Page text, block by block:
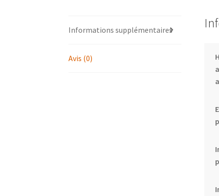
Informations supplémentaires
Avis (0)